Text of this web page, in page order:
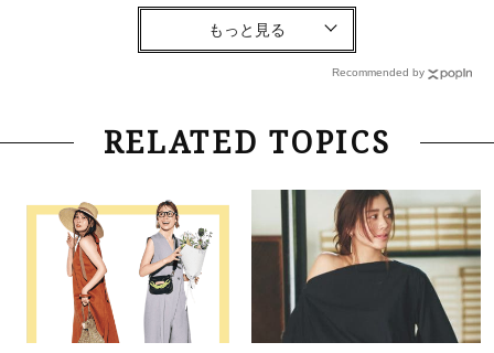
Lifestyle
「お若いですね」は褒め言葉？“若い＝美しい”と
Lifestyle 2026.8.6
26年夏の【開運アクション】は”ひと拭き”習
は？」
Lifestyle 2026.5.22
梅宮アンナさん 電撃婚から1年、家族の価値観
を育み中「理想の暮らしよりも今の心地よさを選
んだ」
Recommended by
RELATED TOPICS